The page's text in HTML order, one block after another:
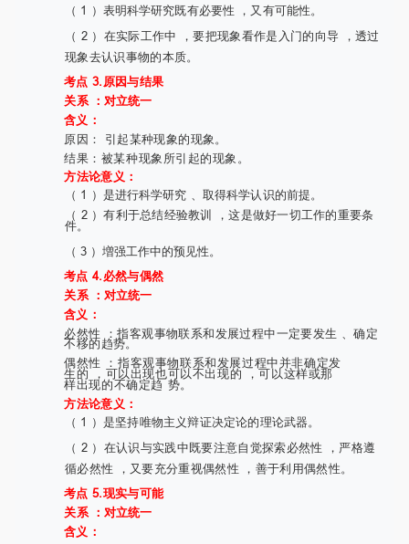
（ 1 ）表明科学研究既有必要性 ，又有可能性。
（ 2 ）在实际工作中 ，要把现象看作是入门的向导 ，透过
现象去认识事物的本质。
考点 3.原因与结果
关系 ：对立统一
含义：
原因： 引起某种现象的现象。
结果：被某种现象所引起的现象。
方法论意义：
（ 1 ）是进行科学研究 、取得科学认识的前提。
（ 2 ）有利于总结经验教训 ，这是做好一切工作的重要条
件。
（ 3 ）増强工作中的预见性。
考点 4.必然与偶然
关系 ：对立统一
含义：
必然性 ：指客观事物联系和发展过程中一定要发生 、确定
不移的趋势。
偶然性 ：指客观事物联系和发展过程中并非确定发
生的 ，可以出现也可以不出现的 ，可以这样或那
样出现的不确定趋 势。
方法论意义：
（ 1 ）是坚持唯物主义辩证决定论的理论武器。
（ 2 ）在认识与实践中既要注意自觉探索必然性 ，严格遵
循必然性 ，又要充分重视偶然性 ，善于利用偶然性。
考点 5.现实与可能
关系 ：对立统一
含义：